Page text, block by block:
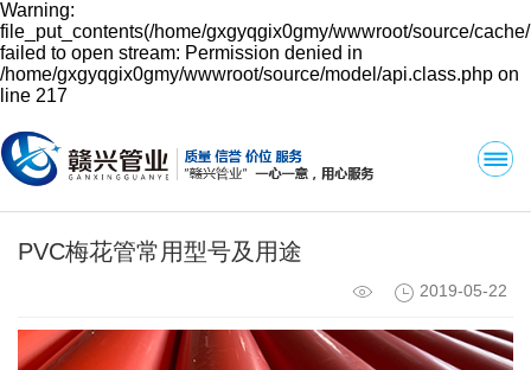
Warning:
file_put_contents(/home/gxgyqgix0gmy/wwwroot/source/
failed to open stream: Permission denied in
/home/gxgyqgix0gmy/wwwroot/source/model/api.class.php on
line 217
PVC梅花管常用型号及用途
2019-05-22